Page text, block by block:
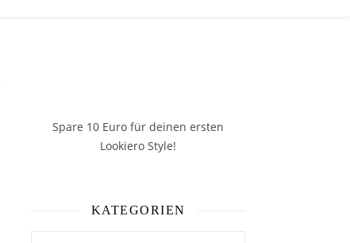
Spare 10 Euro für deinen ersten
Lookiero Style!
KATEGORIEN